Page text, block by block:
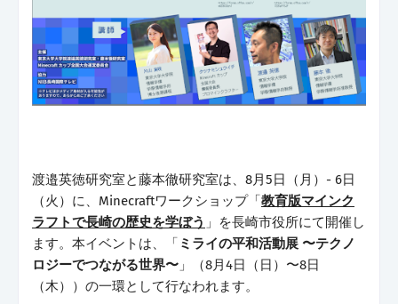
渡邉英徳研究室と藤本徹研究室は、8月5日（月）- 6日
（火）に、 Minecraftワークショップ「教育版マインク
ラフトで長崎の歴史を学ぼう 」を長崎市役所にて開催し
ます。本イベントは、
「 ミライの平和活動展 〜テクノ
ロジーでつながる世界〜 」（8月4日（日）〜8日
（木））の一環として行なわれます。